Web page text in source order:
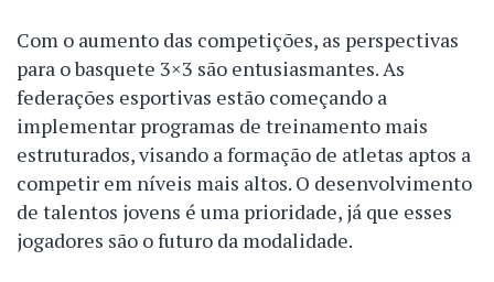
Com o aumento das competições, as perspectivas
para o basquete 3×3 são entusiasmantes. As
federações esportivas estão começando a
implementar programas de treinamento mais
estruturados, visando a formação de atletas aptos a
competir em níveis mais altos. O desenvolvimento
de talentos jovens é uma prioridade, já que esses
jogadores são o futuro da modalidade.